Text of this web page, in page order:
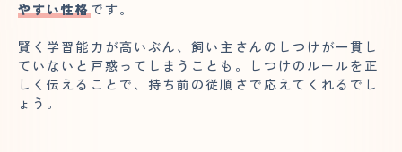
やすい性格 です。
賢く学習能力が高いぶん、飼い主さんのしつけが一貫し
ていないと戸惑ってしまうことも。しつけのルールを正
しく伝えることで、持ち前の従順さで応えてくれるでし
ょう。